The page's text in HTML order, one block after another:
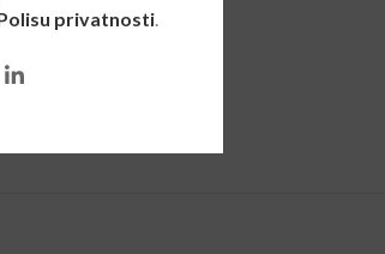
privatnosti.